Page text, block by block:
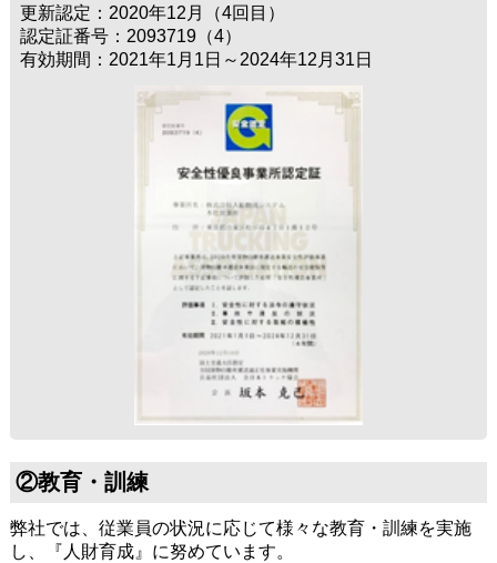
更新認定：2020年12月（4回目）
認定証番号：2093719（4）
有効期間：2021年1月1日～2024年12月31日
②教育・訓練
弊社では、従業員の状況に応じて様々な教育・訓練を実施
し、『人財育成』に努めています。